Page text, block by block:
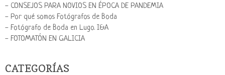
- CONSEJOS PARA NOVIOS EN ÉPOCA DE PANDEMIA
- Por qué somos Fotógrafos de Boda
- Fotógrafo de Boda en Lugo. I&A
- FOTOMATÓN EN GALICIA
CATEGORÍAS